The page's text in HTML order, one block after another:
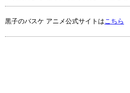
黒子のバスケ アニメ公式サイトは こちら